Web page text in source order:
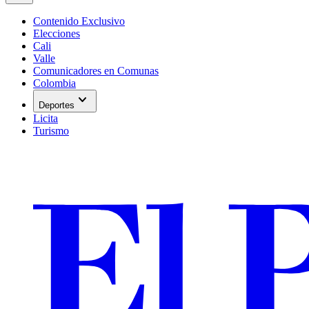
Contenido Exclusivo
Elecciones
Cali
Valle
Comunicadores en Comunas
Colombia
Deportes expand_more
Licita
Turismo